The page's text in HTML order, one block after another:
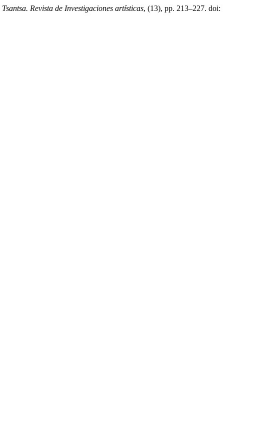
Tsantsa. Revista de Investigaciones artísticas, (13), pp. 213–227. doi: